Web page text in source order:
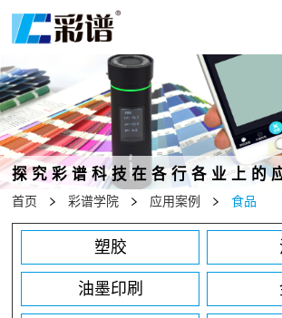
探究彩谱科技在各行各业上的
首页 彩谱学院 应用案例 食品
塑胶
油墨印刷